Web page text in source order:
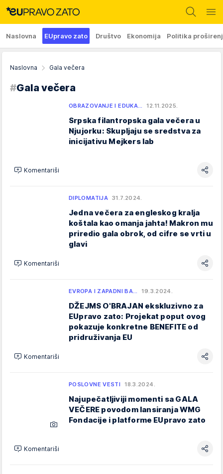
Naslovna EUpravo zato Društvo Ekonomija Politika
Naslovna Gala večera
#Gala večera
OBRAZOVANJE I EDUKA… 12.11.2025.
Srpska filantropska gala večera u
Njujorku: Skupljaju se sredstva za
inicijativu Mejkers lab
Komentariši
DIPLOMATIJA 31.7.2024.
Jedna večera za engleskog kralja
koštala kao omanja jahta! Makron mu
priredio gala obrok, od cifre se vrti u
glavi
Komentariši
EVROPA I ZAPADNI BA… 19.3.2024.
DŽEJMS O'BRAJAN ekskluzivno za
EUpravo zato: Projekat poput ovog
pokazuje konkretne BENEFITE od
pridruživanja EU
Komentariši
POSLOVNE VESTI 18.3.2024.
Najupečatljiviji momenti sa GALA
VEČERE povodom lansiranja WMG
Fondacije i platforme EUpravo zato
Komentariši